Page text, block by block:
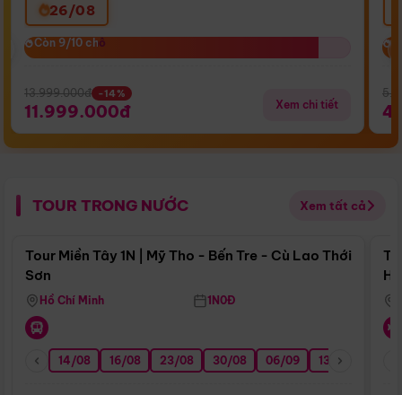
26/08
Còn 9/10 chỗ
Còn 9/10 chỗ
13.999.000đ -14%
11.999.000đ Xem chi tiết
TOUR TRONG NƯỚC Xem tất cả
Điểm nổi bật
Tour Miền Tây 1N | Mỹ Tho - Bến Tre - Cù Lao Thới
Sơn
Hồ Chí Minh 1N0Đ
14/08 16/08 23/08 30/08 06/09 13/09